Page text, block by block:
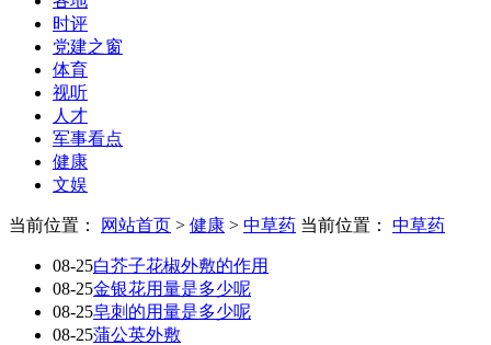
时评
党建之窗
体育
视听
人才
军事看点
健康
文娱
当前位置： 网站首页 > 健康 > 中草药 当前位置： 中草药
08-25白芥子花椒外敷的作用
08-25金银花用量是多少呢
08-25皂刺的用量是多少呢
08-25蒲公英外敷